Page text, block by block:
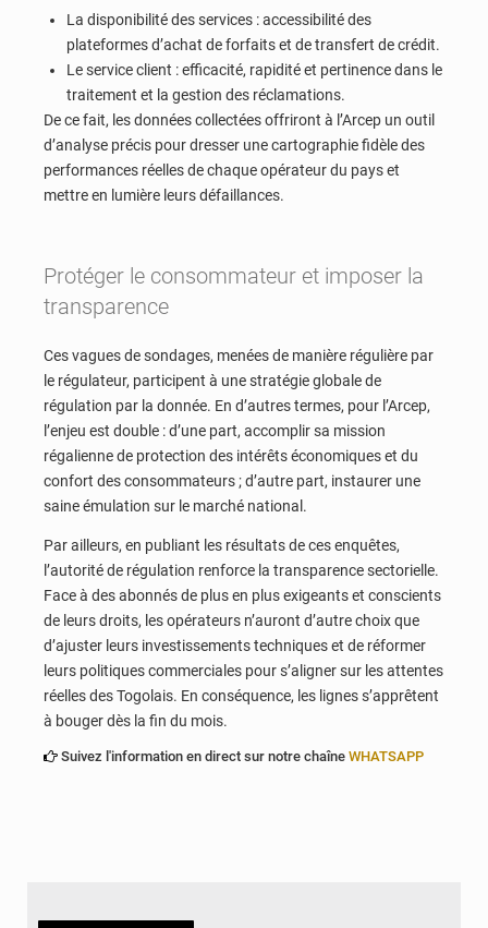
La disponibilité des services : accessibilité des
plateformes d’achat de forfaits et de transfert de crédit.
Le service client : efficacité, rapidité et pertinence dans le
traitement et la gestion des réclamations.
De ce fait, les données collectées offriront à l’Arcep un outil
d’analyse précis pour dresser une cartographie fidèle des
performances réelles de chaque opérateur du pays et
mettre en lumière leurs défaillances.
Protéger le consommateur et imposer la
transparence
Ces vagues de sondages, menées de manière régulière par
le régulateur, participent à une stratégie globale de
régulation par la donnée. En d’autres termes, pour l’Arcep,
l’enjeu est double : d’une part, accomplir sa mission
régalienne de protection des intérêts économiques et du
confort des consommateurs ; d’autre part, instaurer une
saine émulation sur le marché national.
Par ailleurs, en publiant les résultats de ces enquêtes,
l’autorité de régulation renforce la transparence sectorielle.
Face à des abonnés de plus en plus exigeants et conscients
de leurs droits, les opérateurs n’auront d’autre choix que
d’ajuster leurs investissements techniques et de réformer
leurs politiques commerciales pour s’aligner sur les attentes
réelles des Togolais. En conséquence, les lignes s’apprêtent
à bouger dès la fin du mois.
Suivez l'information en direct sur notre chaîne WHATSAPP